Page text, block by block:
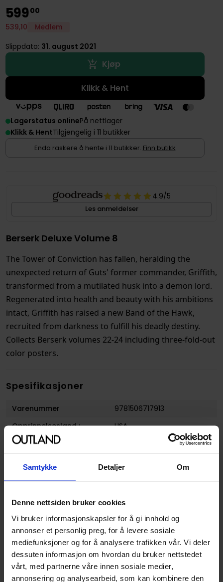
Samtykke Detaljer Om
Denne nettsiden bruker cookies
Vi bruker informasjonskapsler for å gi innhold og
annonser et personlig preg, for å levere sosiale
mediefunksjoner og for å analysere trafikken vår. Vi deler
dessuten informasjon om hvordan du bruker nettstedet
vårt, med partnerne våre innen sosiale medier,
annonsering og analysearbeid, som kan kombinere den
59900
539,10 Medlem
Slippdato: 31. august 2021
Kjøp
Klikk & Hent
Lagerstatus onlinePå nettlager
Klikk & HentTilgjengelig i 11 butikker
Enda raskere å hente i 11 butikker. Finn butikk
4.9/5
Les anmeldelser
Berserk Deluxe Volume 8
The Tower of Conviction has fallen, heralding the
unexpected return of Guts' former commander, Griffith,
transformed from a mutilated husk into a demon lord.
Regenerated into health and beauty with his ambitions
intact, Griffith has raised a new Band of the Hawk,
recruited from darkness to fulfill his deadly destiny.
Collects Berserk volumes 22-24 including three-fold-out
color posters.
Spesifikasjoner
Varenummer
9781506717913
Opprinnelsesland :
USA
Format
Forfattere
Sjanger
Horror og Grøss
Kentaro Miura
Antall Sider
632
Utgiver
Dark Horse Comics
Lanseringsdato
31.08.2021